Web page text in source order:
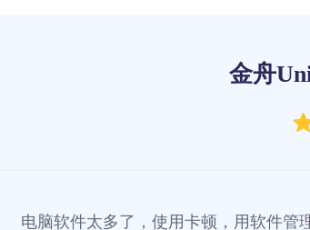
金舟
电脑软件太多了，使用卡顿，用软件管